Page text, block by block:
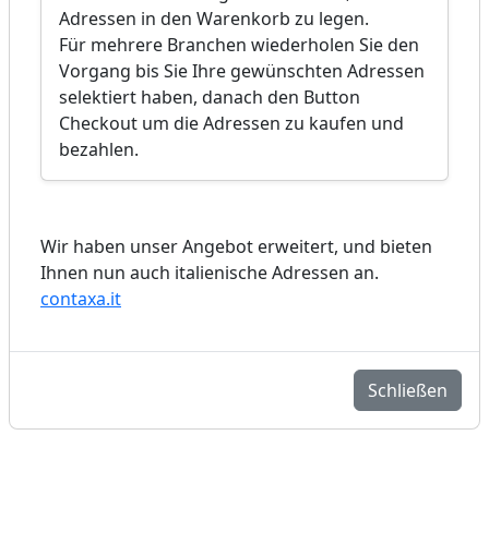
Adressen in den Warenkorb zu legen.
Für mehrere Branchen wiederholen Sie den
Vorgang bis Sie Ihre gewünschten Adressen
selektiert haben, danach den Button
Checkout um die Adressen zu kaufen und
bezahlen.
Wir haben unser Angebot erweitert, und bieten
Ihnen nun auch italienische Adressen an.
contaxa.it
Schließen